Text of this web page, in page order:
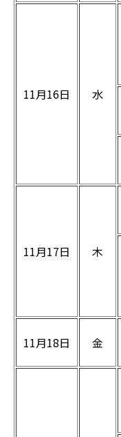
11月16日 水
11月17日 木
11月18日 金